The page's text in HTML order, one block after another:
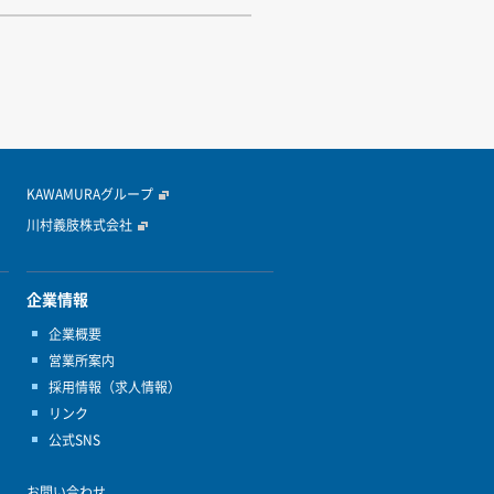
KAWAMURAグループ
川村義肢株式会社
企業情報
企業概要
営業所案内
採用情報（求人情報）
リンク
公式SNS